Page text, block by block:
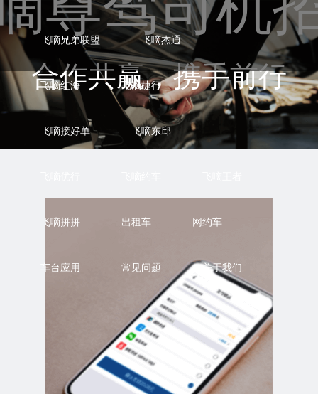
飞嘀兄弟联盟 飞嘀杰通
飞嘀红海 飞嘀捷行
飞嘀接好单 飞嘀东邱
飞嘀拼拼 出租车 网约车
车台应用 常见问题 关于我们
合作共赢，携手前行